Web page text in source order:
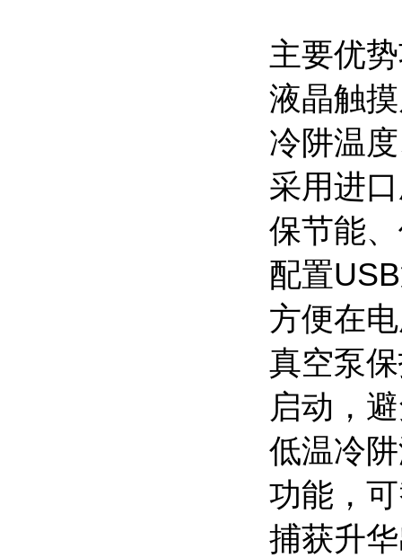
主要优
液晶触
冷阱温
采用进
保节能
配置
方便在
真空泵
启动，
低温冷
功能，
捕获升